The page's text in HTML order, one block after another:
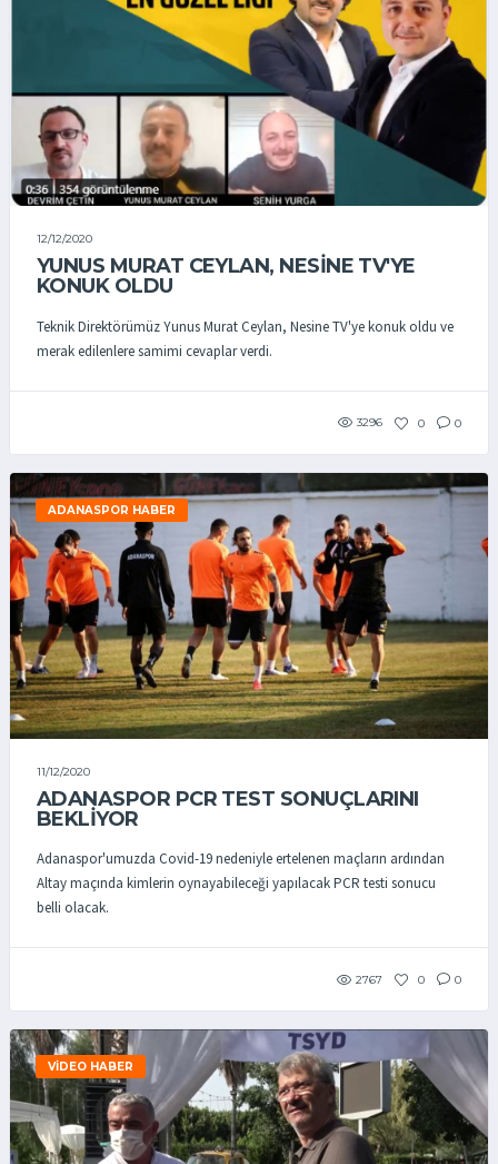
12/12/2020
YUNUS MURAT CEYLAN, NESINE TV'YE
KONUK OLDU
Teknik Direktörümüz Yunus Murat Ceylan, Nesine TV'ye konuk oldu ve
merak edilenlere samimi cevaplar verdi.
3296 0 0
ADANASPOR HABER
11/12/2020
ADANASPOR PCR TEST SONUÇLARINI
BEKLIYOR
Adanaspor'umuzda Covid-19 nedeniyle ertelenen maçların ardından
Altay maçında kimlerin oynayabileceği yapılacak PCR testi sonucu
belli olacak.
2767 0 0
VIDEO HABER